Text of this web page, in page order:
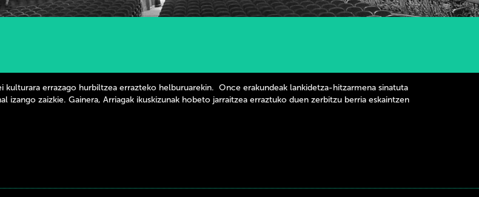
kulturara errazago hurbiltzea errazteko helburuarekin. Once erakundeak lankidetza-hitzarmena sinatuta
izango zaizkie. Gainera, Arriagak ikuskizunak hobeto jarraitzea erraztuko duen zerbitzu berria eskaintzen